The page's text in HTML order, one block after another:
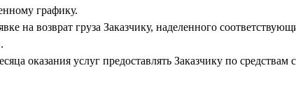
графику.
на возврат груза Заказчику, наделенного
оказания услуг предоставлять Заказчику по средствам